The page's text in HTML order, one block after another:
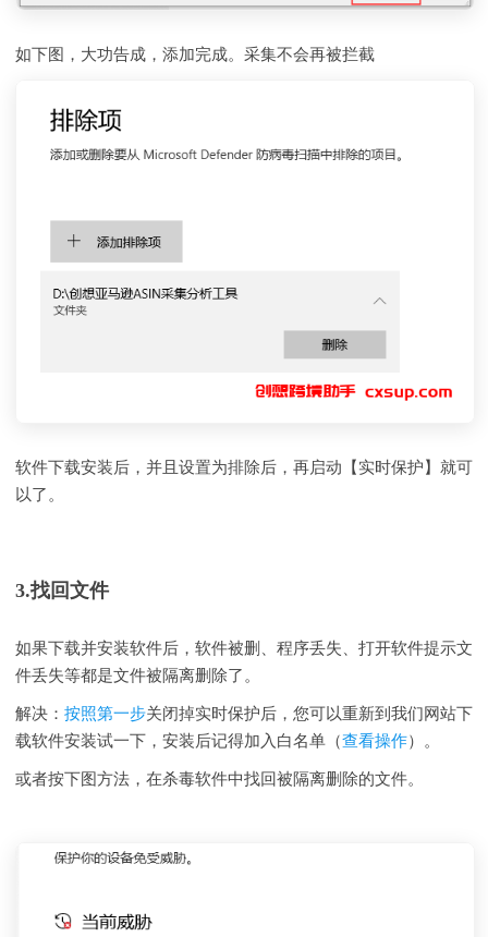
如下图，大功告成，添加完成。采集不会再被拦截
软件下载安装后，并且设置为排除后，再启动【实时保护】就可
以了。
3.找回文件
如果下载并安装软件后，软件被删、程序丢失、打开软件提示文
件丢失等都是文件被隔离删除了。
解决： 按照第一步关闭掉实时保护后，您可以重新到我们网站下
载软件安装试一下，安装后记得加入白名单（查看操作）。
或者按下图方法，在杀毒软件中找回被隔离删除的文件。